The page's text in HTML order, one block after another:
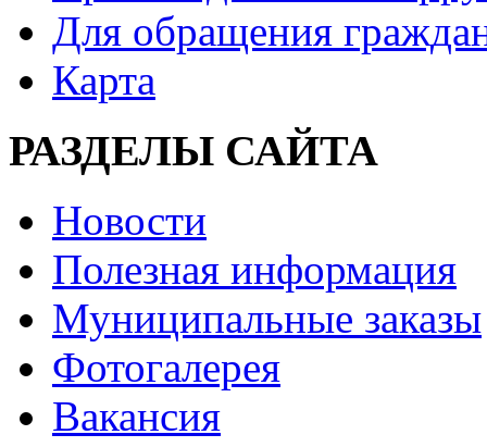
Для обращения
Карта
РАЗДЕЛЫ САЙТА
Новости
Полезная информация
Муниципальные заказы
Фотогалерея
Вакансия